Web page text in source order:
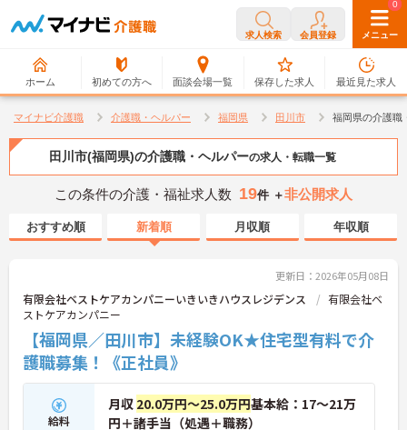
求人検索 会員登録 メニュー
ホーム 初めての方へ 面談会場一覧
0
保存した求人
0
最近見た求人
マイナビ介護職 介護職・ヘルパー 福岡県 田川市 福岡県の介護職
田川市(福岡県)の介護職・ヘルパーの求人・転職一覧
この条件の介護・福祉求人数 19件 ＋非公開求人
おすすめ順 新着順 月収順 年収順
更新日：2026年05月08日
有限会社ベストケアカンパニーいきいきハウスレジデンス
有限会社ベ
ストケアカンパニー
【福岡県／田川市】未経験OK★住宅型有料で介
護職募集！《正社員》
給料
月収 20.0万円～25.0万円基本給：17～21万
円＋諸手当（処遇＋職務）